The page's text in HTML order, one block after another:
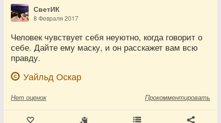
СветИК
8 Февраля 2017
Человек чувствует себя неуютно, когда говорит о
себе. Дайте ему маску, и он расскажет вам всю
правду.
Уайльд Оскар
Нет оценок Прокомментировать